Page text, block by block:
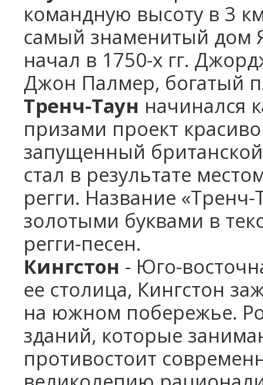
командную высоту в 3
самый знаменитый дом
начал в 1750-х гг.
Джон Палмер, богатый
Тренч-Таун начинался
призами проект
запущенный
стал в результате
регги. Название
золотыми буквами в
регги-песен.
Кингстон - Юго-
ее столица, Кингстон
на южном побережье.
зданий, которые
противостоит